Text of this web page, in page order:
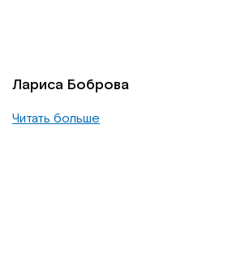
Лариса Боброва
Читать больше